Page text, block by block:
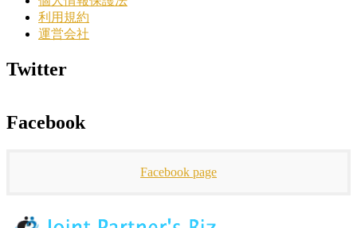
利用規約
運営会社
Twitter
Facebook
Facebook page